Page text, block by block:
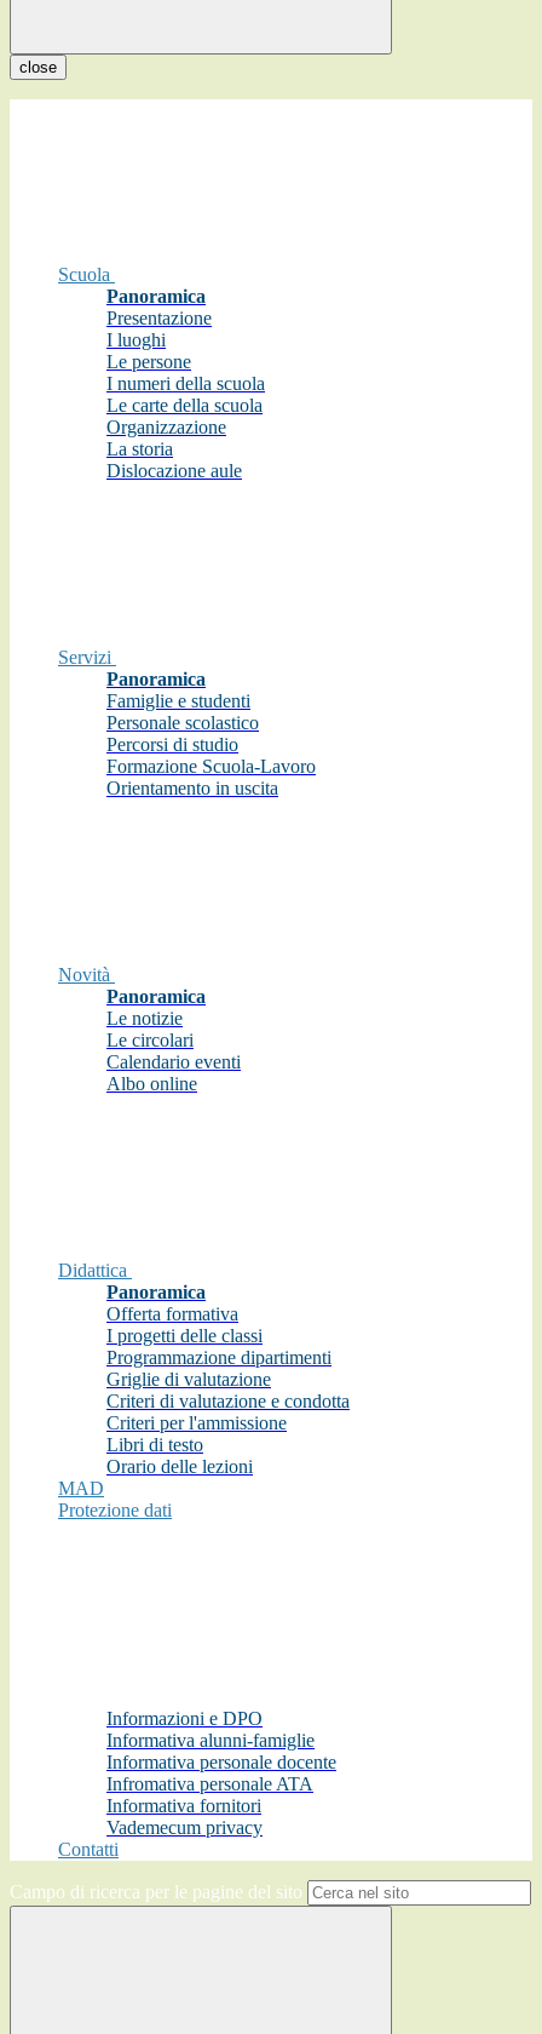
close
Scuola
Panoramica
Presentazione
I luoghi
Le persone
I numeri della scuola
Le carte della scuola
Organizzazione
La storia
Dislocazione aule
Servizi
Panoramica
Famiglie e studenti
Personale scolastico
Percorsi di studio
Formazione Scuola-Lavoro
Orientamento in uscita
Novità
Panoramica
Le notizie
Le circolari
Calendario eventi
Albo online
Didattica
Panoramica
Offerta formativa
I progetti delle classi
Programmazione dipartimenti
Griglie di valutazione
Criteri di valutazione e condotta
Criteri per l'ammissione
Libri di testo
Orario delle lezioni
MAD
Protezione dati
Informazioni e DPO
Informativa alunni-famiglie
Informativa personale docente
Infromativa personale ATA
Informativa fornitori
Vademecum privacy
Contatti
Campo di ricerca per le pagine del sito